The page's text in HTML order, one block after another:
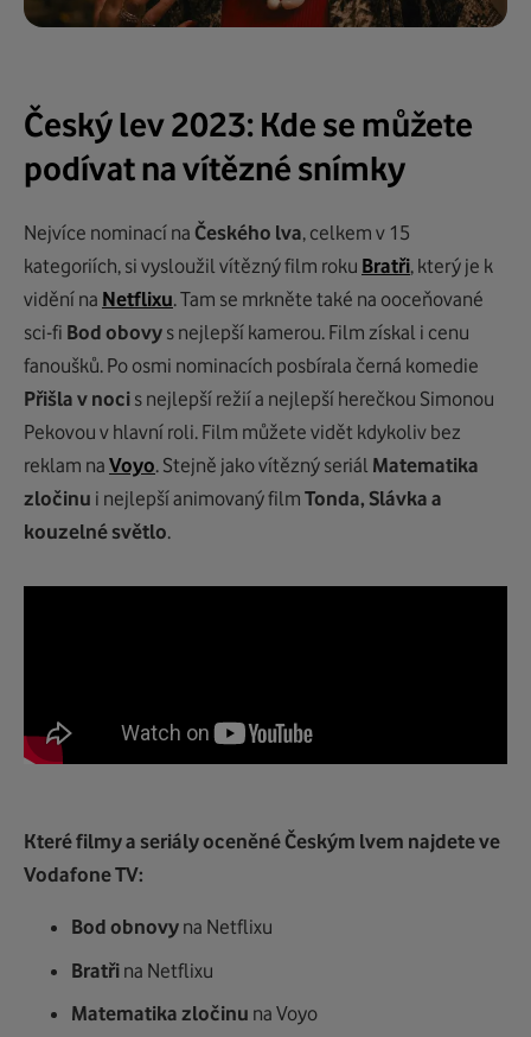
Český lev 2023: Kde se můžete
podívat na vítězné snímky
Nejvíce nominací na Českého lva, celkem v 15
kategoriích, si vysloužil vítězný film roku Bratři, který je k
vidění na Netflixu. Tam se mrkněte také na ooceňované
sci-fi Bod obovy s nejlepší kamerou. Film získal i cenu
fanoušků. Po osmi nominacích posbírala černá komedie
Přišla v noci s nejlepší režií a nejlepší herečkou Simonou
Pekovou v hlavní roli. Film můžete vidět kdykoliv bez
reklam na Voyo. Stejně jako vítězný seriál Matematika
zločinu i nejlepší animovaný film Tonda, Slávka a
kouzelné světlo.
Které filmy a seriály oceněné Českým lvem najdete ve
Vodafone TV:
Bod obnovy na Netflixu
Bratři na Netflixu
Matematika zločinu na Voyo